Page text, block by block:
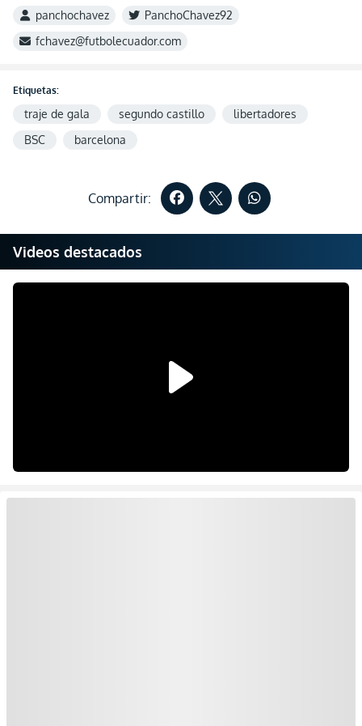
panchochavez
PanchoChavez92
fchavez@futbolecuador.com
Etiquetas:
traje de gala segundo castillo
libertadores
BSC
barcelona
Compartir:
Videos destacados